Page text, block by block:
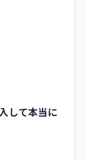
して本当に